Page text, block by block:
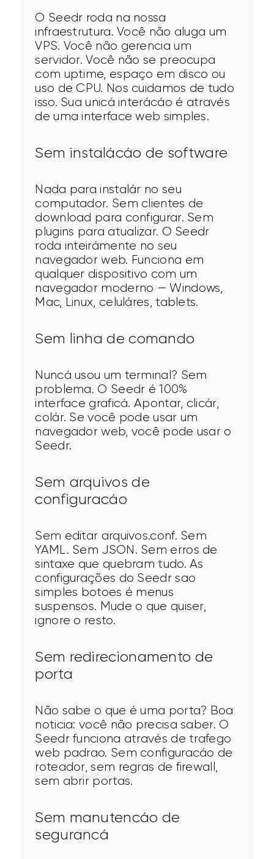
O Seedr roda na nossa
infraestrutura. Você não aluga um
VPS. Você não gerencia um
servidor. Você não se preocupa
com uptime, espaço em disco ou
uso de CPU. Nos cuidamos de tudo
isso. Sua unicá interácáo é através
de uma interface web simples.
Sem instalácáo de software
Nada para instalár no seu
computador. Sem clientes de
download para configurar. Sem
plugins para atualizar. O Seedr
roda inteirámente no seu
navegador web. Funciona em
qualquer dispositivo com um
navegador moderno — Windows,
Mac, Linux, celuláres, tablets.
Sem linha de comando
Nuncá usou um terminal? Sem
problema. O Seedr é 100%
interface graficá. Apontar, clicár,
colár. Se você pode usar um
navegador web, você pode usar o
Seedr.
Sem arquivos de
configuracáo
Sem editar arquivos.conf. Sem
YAML. Sem JSON. Sem erros de
sintaxe que quebram tudo. As
configurações do Seedr sao
simples botoes é menus
suspensos. Mude o que quiser,
ignore o resto.
Sem redirecionamento de
porta
Não sabe o que é uma porta? Boa
noticia: você não precisa saber. O
Seedr funciona através de trafego
web padrao. Sem configuracáo de
roteador, sem regras de firewall,
sem abrir portas.
Sem manutencáo de
segurancá